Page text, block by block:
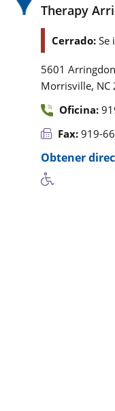
Therapy
Cerrado: Se
5601
Morrisville, NC
Oficina:
Fax: 919-
Obtener